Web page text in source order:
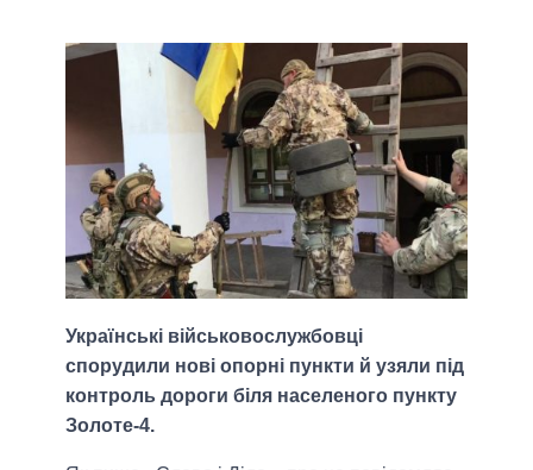
Українські військовослужбовці
спорудили нові опорні пункти й узяли під
контроль дороги біля населеного пункту
Золоте-4.